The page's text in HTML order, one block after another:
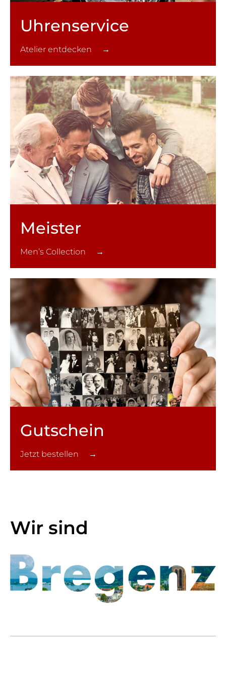
Uhren­service
Atelier entdecken →
Meister
Men’s Collection →
Gutschein
Jetzt bestellen →
Wir sind